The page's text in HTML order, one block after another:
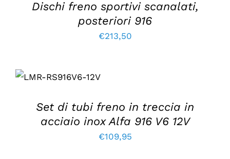
Dischi freno sportivi scanalati,
posteriori 916
€213,50
CARRELLO
/
Set di tubi freno in treccia in
acciaio inox Alfa 916 V6 12V
€109,95